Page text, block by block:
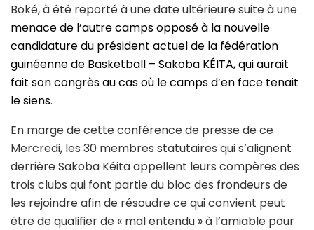
Boké, à été reporté à une date ultérieure suite à une
menace de l’autre camps opposé à la nouvelle
candidature du président actuel de la fédération
guinéenne de Basketball – Sakoba KÉITA, qui aurait
fait son congrès au cas où le camps d’en face tenait
le siens.
En marge de cette conférence de presse de ce
Mercredi, les 30 membres statutaires qui s’alignent
derrière Sakoba Kéita appellent leurs compères des
trois clubs qui font partie du bloc des frondeurs de
les rejoindre afin de résoudre ce qui convient peut
être de qualifier de « mal entendu » à l’amiable pour